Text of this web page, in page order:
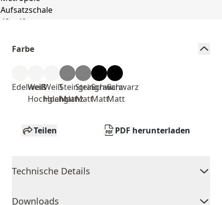
Farbe
Edelweiß
Weiß
Hochglanz
Weiß
Hochglanz
Steingrau
Matt
Steingrau
Matt
Schwarz
Matt
Schwarz
Matt
Teilen PDF herunterladen
Technische Details
Downloads